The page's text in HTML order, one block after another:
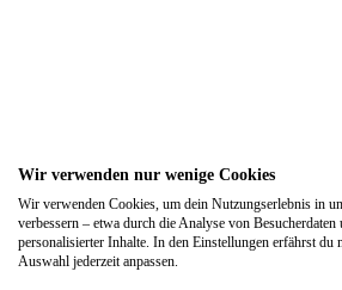
Wir verwenden nur wenige Cookies
Wir verwenden Cookies, um dein Nutzungserlebnis in
verbessern – etwa durch die Analyse von
personalisierter Inhalte. In den Einstellungen erfährst du
Auswahl jederzeit anpassen.